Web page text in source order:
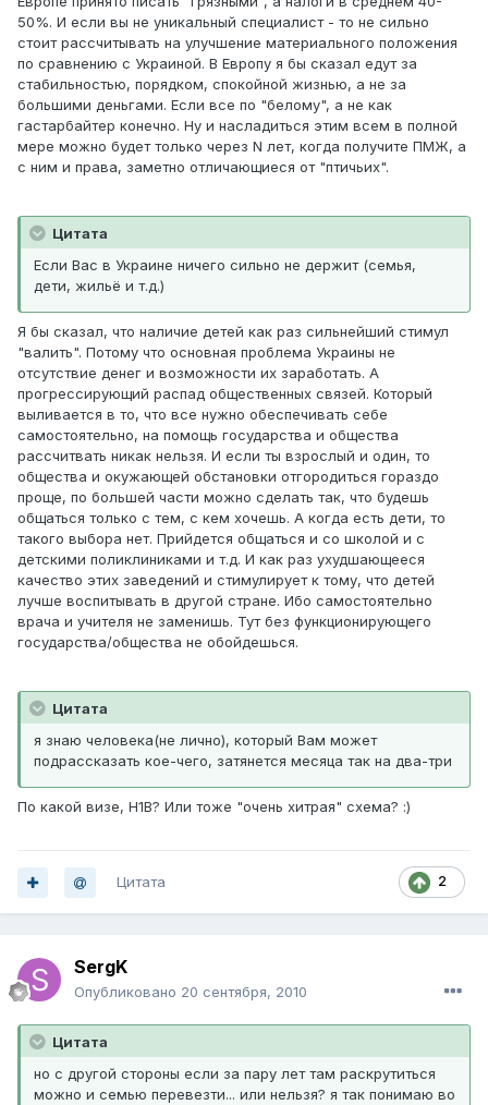
50%. И если вы не уникальный специалист - то не сильно
стоит рассчитывать на улучшение материального положения
по сравнению с Украиной. В Европу я бы сказал едут за
стабильностью, порядком, спокойной жизнью, а не за
большими деньгами. Если все по "белому", а не как
гастарбайтер конечно. Ну и насладиться этим всем в полной
мере можно будет только через N лет, когда получите ПМЖ, а
с ним и права, заметно отличающиеся от "птичьих".
Цитата
Если Вас в Украине ничего сильно не держит (семья,
дети, жильё и т.д.)
Я бы сказал, что наличие детей как раз сильнейший стимул
"валить". Потому что основная проблема Украины не
отсутствие денег и возможности их заработать. А
прогрессирующий распад общественных связей. Который
выливается в то, что все нужно обеспечивать себе
самостоятельно, на помощь государства и общества
рассчитвать никак нельзя. И если ты взрослый и один, то
общества и окужающей обстановки отгородиться гораздо
проще, по большей части можно сделать так, что будешь
общаться только с тем, с кем хочешь. А когда есть дети, то
такого выбора нет. Прийдется общаться и со школой и с
детскими поликлиниками и т.д. И как раз ухудшающееся
качество этих заведений и стимулирует к тому, что детей
лучше воспитывать в другой стране. Ибо самостоятельно
врача и учителя не заменишь. Тут без функционирующего
государства/общества не обойдешься.
Цитата
я знаю человека(не лично), который Вам может
подрассказать кое-чего, затянется месяца так на два-три
По какой визе, H1B? Или тоже "очень хитрая" схема? :)
2
Цитата
SergK
Опубликовано 20 сентября, 2010
Цитата
но с другой стороны если за пару лет там раскрутиться
можно и семью перевезти... или нельзя? я так понимаю во